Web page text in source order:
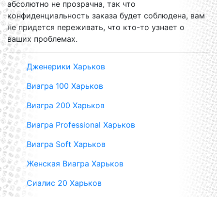
абсолютно не прозрачна, так что
конфиденциальность заказа будет соблюдена, вам
не придется переживать, что кто-то узнает о
ваших проблемах.
Дженерики Харьков
Виагра 100 Харьков
Виагра 200 Харьков
Виагра Professional Харьков
Виагра Soft Харьков
Женская Виагра Харьков
Сиалис 20 Харьков